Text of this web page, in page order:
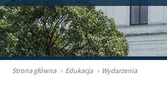
Strona główna › Edukacja › Wydarzenia